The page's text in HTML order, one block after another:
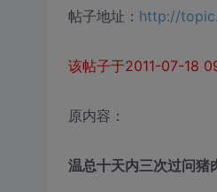
帖子地址： http://
该帖子于2011-07-18
原内容：
温总十天内三次过问猪